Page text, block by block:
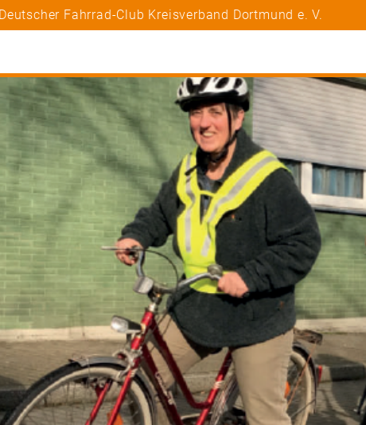
Fahrrad-Club Kreisverband Dortmund e. V.